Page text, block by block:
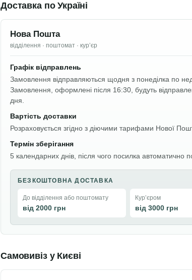
Доставка по Україні
Нова Пошта
відділення · поштомат · курʼєр
Графік відправлень
Замовлення відправляються щодня з понеділка по
Замовлення, оформлені після 16:30, будуть
дня.
Вартість доставки
Розраховується згідно з діючими тарифами Нової
Термін зберігання
5 календарних днів, після чого посилка автоматично
БЕЗКОШТОВНА ДОСТАВКА
До відділення або поштомату
від 2000 грн
Курʼєром
від 3000 грн
Самовивіз у Києві